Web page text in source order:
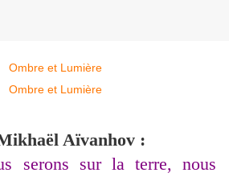
Aïvanhov :
serons sur la terre, nous